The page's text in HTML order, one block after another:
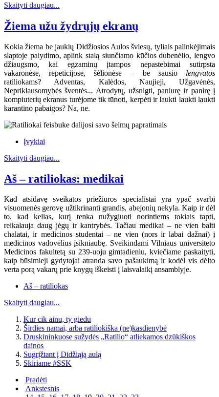
Skaityti daugiau...
Žiema užu žydrųjų ekranų
Kokia žiema be jaukių Didžiosios Aulos šviesų, tyliais palinkėjimais
slaptoje palydimo, aplink stalą siunčiamo kūčios dubenėlio, lengvo
džiaugsmo, kai egzaminų įtampos nepastebimai sutirpsta
vakaronėse, repeticijose, šėlionėse – be sausio lengvatos
ratiliokams? Adventas, Kalėdos, Naujieji, Užgavėnės,
Nepriklausomybės šventės... Atrodytų, užsnigti, paniurę ir panirę į
kompiuterių ekranus turėjome tik tūnoti, kerpėti ir laukti laukti laukti
karantino pabaigos? Na, ne.
Įvykiai
Skaityti daugiau...
Aš – ratiliokas: medikai
Kad atsidavę sveikatos priežiūros specialistai yra ypač svarbi
visuomenės gerovę užtikrinanti grandis, abejonių nekyla. Kaip ir dėl
to, kad kelias, kurį tenka nužygiuoti norintiems tokiais tapti,
reikalauja daug jėgų ir kantrybės. Tačiau medikai – ne vien balti
chalatai, ir medicinos studentai – ne vien (nors ir labai dažnai) į
medicinos vadovėlius įsikniaubę. Sveikindami Vilniaus universiteto
Medicinos fakultetą su 239-uoju gimtadieniu, kviečiame paskaityti,
kaip būsimieji gydytojai atranda savo pašaukimą ir kodėl vis dėlto
verta porą vakarų prie knygų iškeisti į laisvalaikį ansamblyje.
Aš – ratiliokas
Skaityti daugiau...
Kur cik ainu, ty giedu
Širdies namai, arba ratiliokiška (ne)kasdienybė
Druskininkuose sužydės „Ratilio“ atliekamos dzūkiškos
dainos
Sugrįžtant į Didžiąją aulą
Skiriame #SSK
Pradėti
Ankstesnis